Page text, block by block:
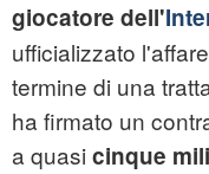
giocatore dell'
ufficializzato
termine di una
ha firmato un
a quasi cinque